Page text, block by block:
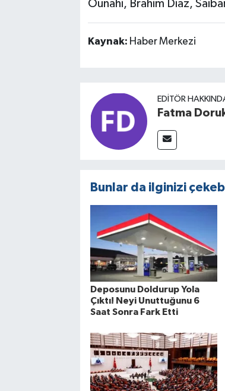
Ounahi, Brahim Diaz,
Kaynak: Haber Merkezi
EDITÖR
Fatma
Bunlar da ilginizi
Deposunu Doldurup Yola
Çıktı! Neyi Unuttuğunu 6
Saat Sonra Fark Etti